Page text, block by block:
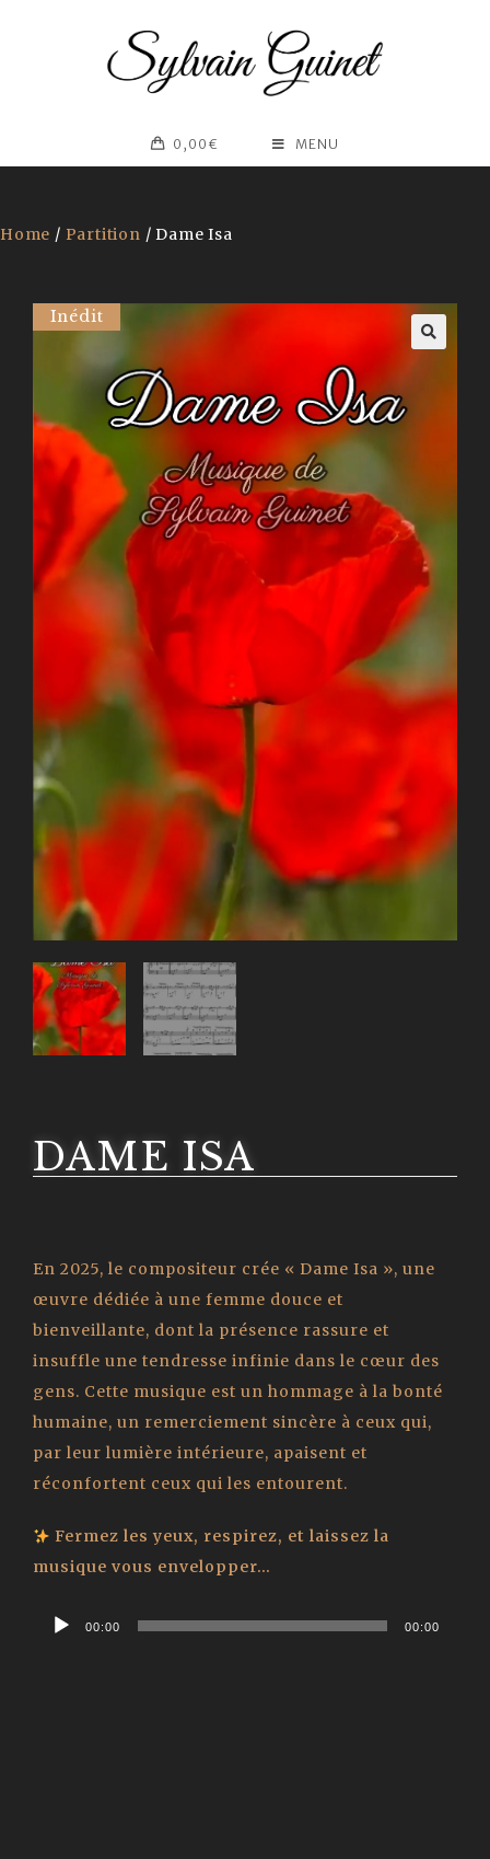
0,00 € MENU
Home / Partition / Dame Isa
Inédit
DAME ISA
En 2025, le compositeur crée « Dame Isa », une
œuvre dédiée à une femme douce et
bienveillante, dont la présence rassure et
insuffle une tendresse infinie dans le cœur des
gens. Cette musique est un hommage à la bonté
humaine, un remerciement sincère à ceux qui,
par leur lumière intérieure, apaisent et
réconfortent ceux qui les entourent.
Fermez les yeux, respirez, et laissez la
musique vous envelopper…
Audio
00:00 00:00